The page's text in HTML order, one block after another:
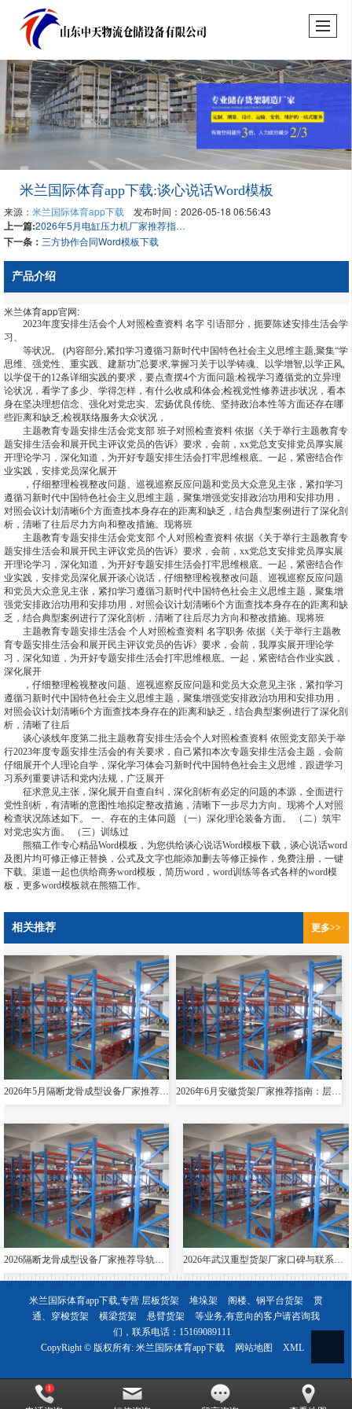
米兰国际体育app下载:谈心说话Word模板
来源： 米兰国际体育app下载 发布时间：2026-05-18 06:56:43
上一篇: 2026年5月电缸压力机厂家推荐指南：厚板冲压液压机江苏全自动液压机江苏电缸压力机无锡不锈钢公司优选！
下一条： 三方协作合同Word模板下载
产品介绍
米兰体育app官网:
2023年度安排生活会个人对照检查资料 名字 引语部分，扼要陈述安排生活会学
习、
等状况。 (内容部分,紧扣学习遵循习新时代中国特色社会主义思维主题,聚集“学
思维、强党性、重实践、建新功”总要求,掌握习关于以学铸魂、以学增智,以学正风,
以学促干的12条详细实践的要求，要点查摆4个方面问题:检视学习遵循党的立异理
论状况，看学了多少、学得怎样，有什么收成和体会;检视党性修养进步状况，看本
身在坚决理想信念、强化对党忠实、宏扬优良传统、坚持政治本性等方面还存在哪
些距离和缺乏;检视联络服务大众状况，
主题教育专题安排生活会党支部 班子对照检查资料 依据《关于举行主题教育专
题安排生活会和展开民主评议党员的告诉》要求，会前，xx党总支安排党员厚实展
开理论学习，深化知道，为开好专题安排生活会打牢思维根底。一起，紧密结合作
业实践，安排党员深化展开
，仔细整理检视整改问题、巡视巡察反应问题和党员大众意见主张，紧扣学习
遵循习新时代中国特色社会主义思维主题，聚集增强党安排政治功用和安排功用，
对照会议计划清晰6个方面查找本身存在的距离和缺乏，结合典型案例进行了深化剖
析，清晰了往后尽力方向和整改措施。现将班
主题教育专题安排生活会党支部 个人对照检查资料 依据《关于举行主题教育专
题安排生活会和展开民主评议党员的告诉》要求，会前，xx党总支安排党员厚实展
开理论学习，深化知道，为开好专题安排生活会打牢思维根底。一起，紧密结合作
业实践，安排党员深化展开谈心说话，仔细整理检视整改问题、巡视巡察反应问题
和党员大众意见主张，紧扣学习遵循习新时代中国特色社会主义思维主题，聚集增
强党安排政治功用和安排功用，对照会议计划清晰6个方面查找本身存在的距离和缺
乏，结合典型案例进行了深化剖析，清晰了往后尽力方向和整改措施。现将班
主题教育专题安排生活会 个人对照检查资料 名字职务 依据《关于举行主题教
育专题安排生活会和展开民主评议党员的告诉》要求，会前，我厚实展开理论学
习，深化知道，为开好专题安排生活会打牢思维根底。一起，紧密结合作业实践，
深化展开
，仔细整理检视整改问题、巡视巡察反应问题和党员大众意见主张，紧扣学习
遵循习新时代中国特色社会主义思维主题，聚集增强党安排政治功用和安排功用，
对照会议计划清晰6个方面查找本身存在的距离和缺乏，结合典型案例进行了深化剖
析，清晰了往后
谈心谈线年度第二批主题教育安排生活会个人对照检查资料 依照党支部关于举
行2023年度专题安排生活会的有关要求，自己紧扣本次专题安排生活会主题，会前
仔细展开个人理论自学，深化学习体会习新时代中国特色社会主义思维，跟进学习
习系列重要讲话和党内法规，广泛展开
征求意见主张，深化展开自查自纠，深化剖析有必定的问题的本源，全面进行
党性剖析，有清晰的意图性地拟定整改措施，清晰下一步尽力方向。现将个人对照
检查状况陈述如下。 一、存在的主体问题 （一）深化理论装备方面。 （二）筑牢
对党忠实方面。 （三）训练过
熊猫工作专心精品Word模板，为您供给谈心说话Word模板下载，谈心说话word
及图片均可修正修正替换，公式及文字也能添加删去等修正操作，免费注册，一键
下载。渠道一起也供给商务word模板，简历word，word训练等各式各样的word模
板，更多word模板就在熊猫工作。
相关推荐 更多>>
2026年5月隔断龙骨成型设备厂家推荐指南：导轨成型设备消防箱光伏支架货架夸梁公司优选！ 2026年6月安徽货架厂家推荐指南：层板货架悬臂贯通双伸位公司优选！
2026隔断龙骨成型设备厂家推荐导轨成型设备货架夸梁层板生产线电缆桥架厂家优选指南！ 2026年武汉重型货架厂家口碑与联系方式全解析
米兰国际体育app下载,专营 层板货架 堆垛架 阁楼、钢平台货架
贯
通、穿梭货架
横梁货架 悬臂货架
等业务,有意向的客户请咨询我
们，联系电话： 15169089111
CopyRight © 版权所有: 米兰国际体育app下载 网站地图 XML